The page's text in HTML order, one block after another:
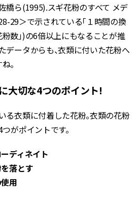
橋ら(1995).スギ花粉のすべて メデ
29＞で示されている「１時間の換
数」)の6倍以上にもなることが推
データからも、衣類に付いた花粉へ
。
大切な4つのポイント!
る衣類に付着した花粉。衣類の花粉
がポイントです。
ディネイト
落とす
用